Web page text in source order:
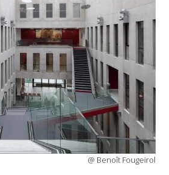
@ Benoît Fougeirol